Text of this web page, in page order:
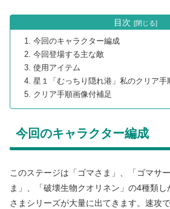
目次
今回のキャラクター編成
今回登場する主な敵
使用アイテム
星１「むっちり隠れ港」私のクリア手
クリア手順画像付補足
今回のキャラクター編成
このステージは「ゴマさま」、「ゴマサ
ま」、「破壊生物クオリネン」の4種類
さまシリーズが大量に出てきます。速攻